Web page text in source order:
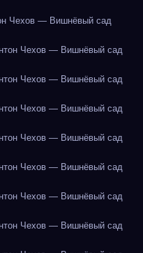
Чехов — Вишнёвый сад
Чехов — Вишнёвый сад
Чехов — Вишнёвый сад
Чехов — Вишнёвый сад
Чехов — Вишнёвый сад
Чехов — Вишнёвый сад
Чехов — Вишнёвый сад
Чехов — Вишнёвый сад